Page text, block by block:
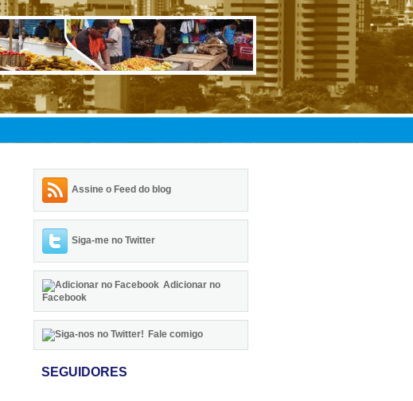
Assine o Feed do blog
Siga-me no Twitter
Adicionar no
Facebook
Fale comigo
SEGUIDORES